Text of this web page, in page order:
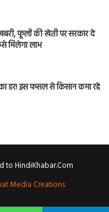
फूलों की खेती पर सरकार दे
मिलेगा लाभ
डर! इस फसल से किसान कमा रहे
to HindiKhabar.Com
Media Creations